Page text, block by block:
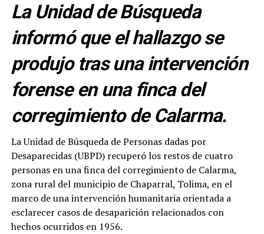
La Unidad de Búsqueda
informó que el hallazgo se
produjo tras una intervención
forense en una finca del
corregimiento de Calarma.
La Unidad de Búsqueda de Personas dadas por
Desaparecidas (UBPD) recuperó los restos de cuatro
personas en una finca del corregimiento de Calarma,
zona rural del municipio de Chaparral, Tolima, en el
marco de una intervención humanitaria orientada a
esclarecer casos de desaparición relacionados con
hechos ocurridos en 1956.